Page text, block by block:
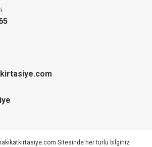
Sitesinde her türlü bilginiz